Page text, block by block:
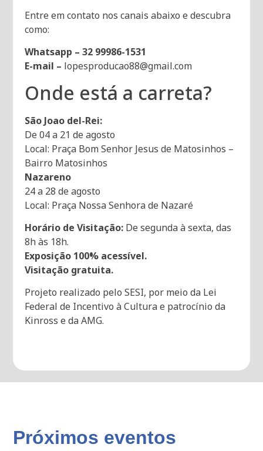
Entre em contato nos canais abaixo e descubra
como:
Whatsapp – 32 99986-1531
E-mail – lopesproducao88@gmail.com
Onde está a carreta?
São Joao del-Rei:
De 04 a 21 de agosto
Local: Praça Bom Senhor Jesus de Matosinhos –
Bairro Matosinhos
Nazareno
24 a 28 de agosto
Local: Praça Nossa Senhora de Nazaré
Horário de Visitação: De segunda à sexta, das
8h às 18h.
Exposição 100% acessível.
Visitação gratuita.
Projeto realizado pelo SESI, por meio da Lei
Federal de Incentivo à Cultura e patrocínio da
Kinross e da AMG.
Próximos eventos